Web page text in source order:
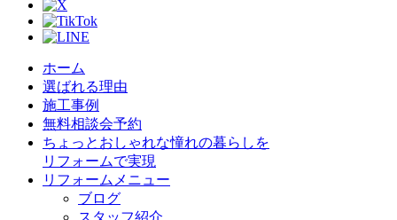
ホーム
選ばれる理由
施工事例
無料相談会予約
ちょっとおしゃれな憧れの暮らしを
リフォームで実現
リフォームメニュー
ブログ